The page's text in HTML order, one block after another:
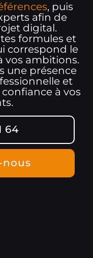
, puis
afin de
digital.
formules et
correspond le
vos ambitions.
une présence
et
à vos
64
nous